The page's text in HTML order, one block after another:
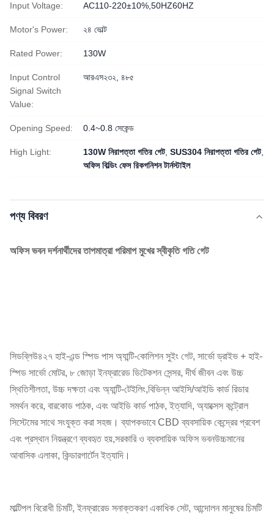
Input Voltage: AC110-220±10%,50HZ60HZ
Motor's Power: ২৪ ভোল্ট
Rated Power: 130W
Input Control
Signal Switch
Value:
আরএস২৩২, ৪৮৫
Opening Speed: 0.4~0.8 সেকেন্ড
High Light: 130W নিরাপত্তা গতির গেট, SUS304 নিরাপত্তা গতির গেট,
অফিস বিল্ডিং ফেস রিকগনিশন টার্নস্টাইল
পণ্য বিবরণ
অফিস ভবন দর্শনার্থীদের তাপমাত্রা পরিমাপ মুখের স্বীকৃতি গতি গেট
সিডব্লিউ৪২৭ হাই-এন্ড স্পিড পাস অ্যান্টি-কোলিশন সুইং গেট, সার্ভো ড্রাইভ + হাই-
স্পিড সার্ভো মোটর, ৮ জোড়া ইনফ্রারেড ডিটেকশন সেন্সর, দীর্ঘ জীবন এবং উচ্চ
স্থিতিশীলতা, উচ্চ দক্ষতা এবং অ্যান্টি-টেইলিং,বিভিন্ন আইসি/আইডি কার্ড রিডার
সমর্থন করে, বারকোড পাঠক, এবং আইডি কার্ড পাঠক, ইত্যাদি, অ্যাক্সেস কন্ট্রোল
সিস্টেমের সাথে সংযুক্ত করা সহজ। ব্যাপকভাবে CBD ব্যবসায়িক কেন্দ্রের প্রবেশ
এবং প্রস্থান নিয়ন্ত্রণে ব্যবহৃত হয়,সরকারি ও ব্যবসায়িক অফিস ভবনউচ্চমানের
আবাসিক এলাকা, কিন্ডারগার্টেন ইত্যাদি।
মাল্টিপল বিরোধী চিমটি, ইনফ্রারেড সনাক্তকরণ একাধিক সেট, আন্দোলন মানুষের চিমটি